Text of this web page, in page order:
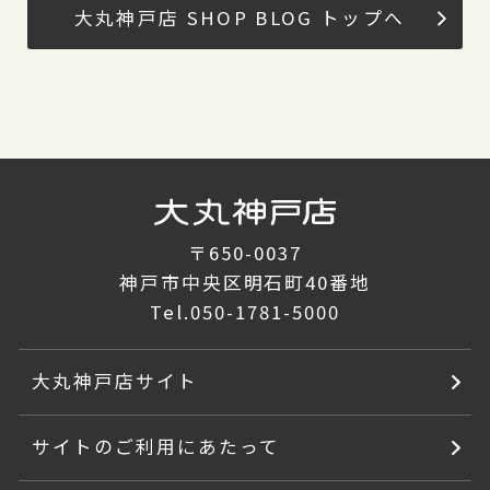
大丸神戸店 SHOP BLOG トップへ
〒650-0037
神戸市中央区明石町40番地
Tel.050-1781-5000
大丸神戸店サイト
サイトのご利用にあたって